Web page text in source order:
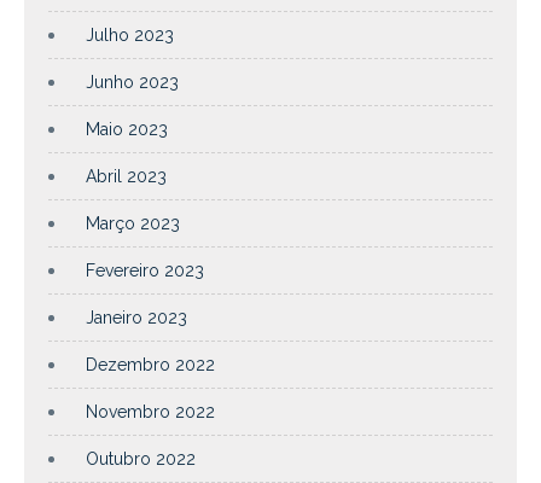
Julho 2023
Junho 2023
Maio 2023
Abril 2023
Março 2023
Fevereiro 2023
Janeiro 2023
Dezembro 2022
Novembro 2022
Outubro 2022